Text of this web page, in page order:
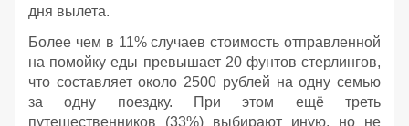
дня вылета.
Более чем в 11% случаев стоимость отправленной
на помойку еды превышает 20 фунтов стерлингов,
что составляет около 2500 рублей на одну семью
за одну поездку. При этом ещё треть
путешественников (33%) выбирают иную, но не